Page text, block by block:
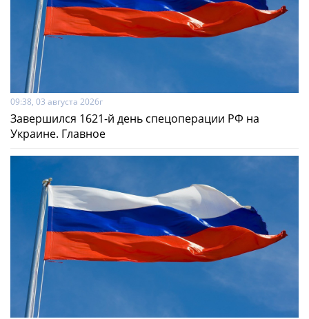
09:38, 03 августа 2026г
Завершился 1621-й день спецоперации РФ на
Украине. Главное